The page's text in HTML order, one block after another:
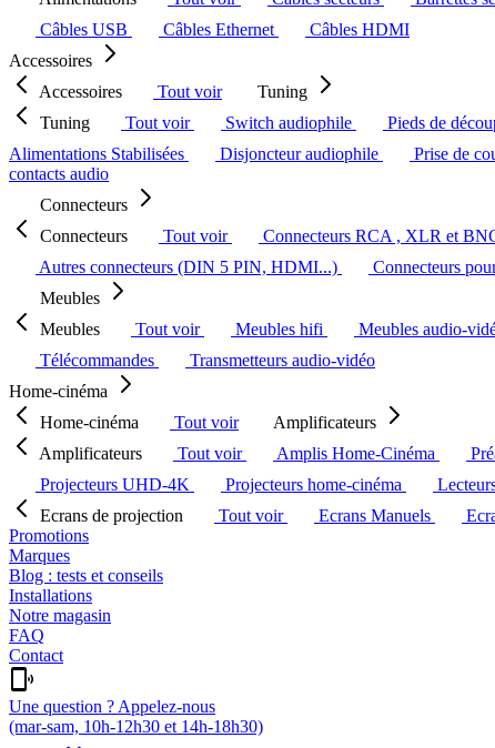
Câbles USB
Câbles Ethernet
Câbles HDMI
Accessoires
Accessoires
Tout voir
Tuning
Tuning
Tout voir Switch audiophile Pieds de
Alimentations Stabilisées
Disjoncteur audiophile Prise de
contacts audio
Connecteurs
Connecteurs
Tout voir Connecteurs RCA , XLR et
Autres connecteurs (DIN 5 PIN, HDMI...)
Connecteurs
Meubles
Meubles
Tout voir Meubles hifi Meubles audio-
Télécommandes
Transmetteurs audio-vidéo
Home-cinéma
Home-cinéma
Tout voir
Amplificateurs
Amplificateurs
Tout voir Amplis Home-Cinéma
Projecteurs UHD-4K
Projecteurs home-cinéma
Ecrans de projection
Tout voir Ecrans Manuels
Promotions
Marques
Blog : tests et conseils
Installations
Notre magasin
FAQ
Contact
Une question ? Appelez-nous
(mar-sam, 10h-12h30 et 14h-18h30)